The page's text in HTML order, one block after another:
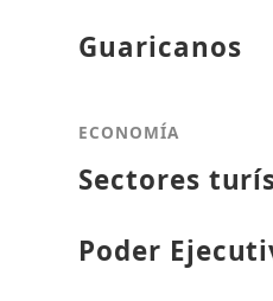
Guaricanos
ECONOMÍA
Sectores
Poder